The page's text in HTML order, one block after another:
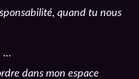
quand tu nous
…
dans mon espace